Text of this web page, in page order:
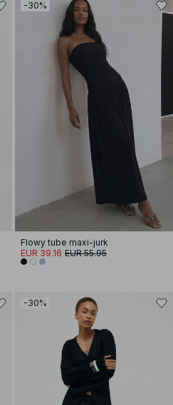
-30%
Flowy tube maxi-jurk
EUR 39.16 EUR 55.95
-30%